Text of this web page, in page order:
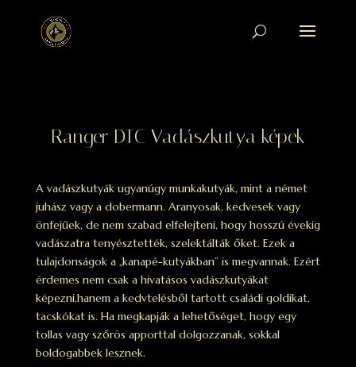
Ranger DTC Vadászkutya képek
A vadászkutyák ugyanúgy munkakutyák, mint a német
juhász vagy a dobermann. Aranyosak, kedvesek vagy
önfejűek, de nem szabad elfelejteni, hogy hosszú évekig
vadászatra tenyésztették, szelektálták őket. Ezek a
tulajdonságok a „kanapé-kutyákban” is megvannak. Ezért
érdemes nem csak a hivatásos vadászkutyákat
képezni,hanem a kedvtelésből tartott családi goldikat,
tacskókat is. Ha megkapják a lehetőséget, hogy egy
tollas vagy szőrös apporttal dolgozzanak, sokkal
boldogabbek lesznek.